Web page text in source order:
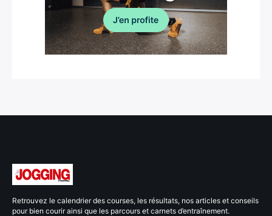
Retrouvez le calendrier des courses, les résultats, nos articles et conseils
pour bien courir ainsi que les parcours et carnets d’entraînement.